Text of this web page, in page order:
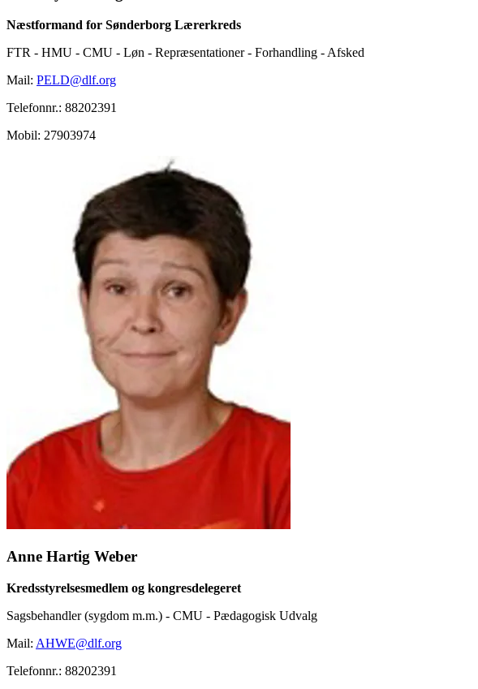
Næstformand for Sønderborg Lærerkreds
FTR - HMU - CMU - Løn - Repræsentationer - Forhandling - Afsked
Mail: PELD@dlf.org
Telefonnr.: 88202391
Mobil: 27903974
Anne Hartig Weber
Kredsstyrelsesmedlem og kongresdelegeret
Sagsbehandler (sygdom m.m.) - CMU - Pædagogisk Udvalg
Mail: AHWE@dlf.org
Telefonnr.: 88202391